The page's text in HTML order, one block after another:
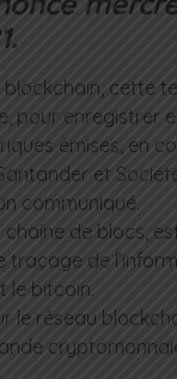
blockchain, cette
pour enregistrer
émises, en
et
communiqué.
chaîne de blocs,
traçage de
le bitcoin.
le réseau